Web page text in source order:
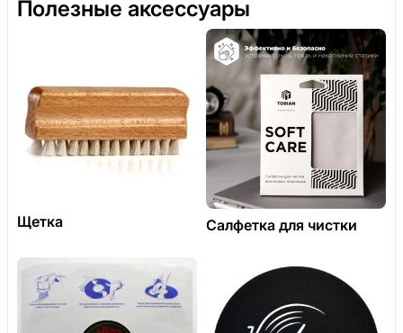
Полезные аксессуары
Щетка Салфетка для чистки